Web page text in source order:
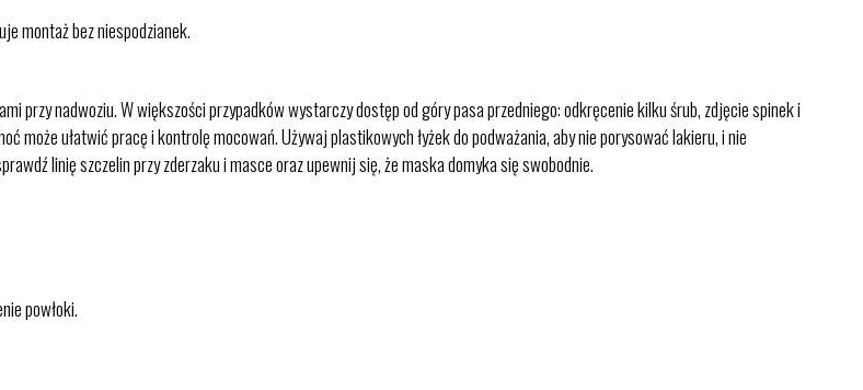
montaż bez niespodzianek.
przy nadwoziu. W większości przypadków wystarczy dostęp od góry pasa przedniego: odkręcenie kilku śrub, zdjęcie spinek i
może ułatwić pracę i kontrolę mocowań. Używaj plastikowych łyżek do podważania, aby nie porysować lakieru, i nie
linię szczelin przy zderzaku i masce oraz upewnij się, że maska domyka się swobodnie.
powłoki.